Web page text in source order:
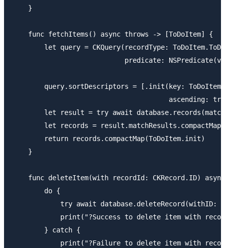
    }
    func fetchItems() async throws -> [ToDoItem] {
let query = CKQuery(recordType:
predicate:
query.sortDescriptors = [.init(key:
ascending:
let result = try await
let records = result.matchResults.compactMap
        return records.compactMap(ToDoItem.init)
    }
func deleteItem(with recordId: CKRecord.ID)
        do {
try await database.deleteRecord(withID:
print("?Success to delete item with
        } catch {
print("?Failure to delete item with